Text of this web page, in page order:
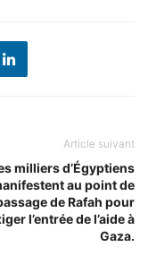
Article suivant
milliers d’Égyptiens
au point de
de Rafah pour
l’entrée de l’aide à
Gaza.